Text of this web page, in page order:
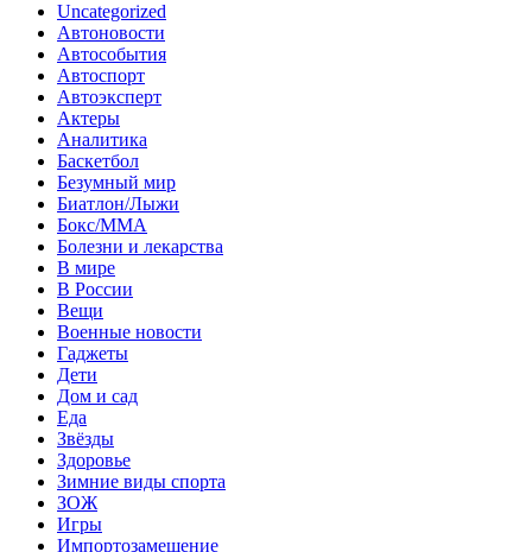
Uncategorized
Автоновости
Автособытия
Автоспорт
Автоэксперт
Актеры
Аналитика
Баскетбол
Безумный мир
Биатлон/Лыжи
Бокс/MMA
Болезни и лекарства
В мире
В России
Вещи
Военные новости
Гаджеты
Дети
Дом и сад
Еда
Звёзды
Здоровье
Зимние виды спорта
ЗОЖ
Игры
Импортозамещение